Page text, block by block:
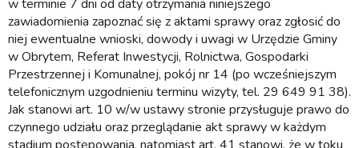
w terminie 7 dni od daty otrzymania niniejszego
zawiadomienia zapoznać się z aktami sprawy oraz zgłosić do
niej ewentualne wnioski, dowody i uwagi w Urzędzie Gminy
w Obrytem, Referat Inwestycji, Rolnictwa, Gospodarki
Przestrzennej i Komunalnej, pokój nr 14 (po wcześniejszym
telefonicznym uzgodnieniu terminu wizyty, tel. 29 649 91 38).
Jak stanowi art. 10 w/w ustawy stronie przysługuje prawo do
czynnego udziału oraz przeglądanie akt sprawy w każdym